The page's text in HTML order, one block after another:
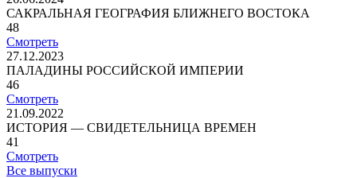
САКРАЛЬНАЯ ГЕОГРАФИЯ БЛИЖНЕГО ВОСТОКА
48
Смотреть
27.12.2023
ПАЛАДИНЫ РОССИЙСКОЙ ИМПЕРИИ
46
Смотреть
21.09.2022
ИСТОРИЯ — СВИДЕТЕЛЬНИЦА ВРЕМЕН
41
Смотреть
Все выпуски